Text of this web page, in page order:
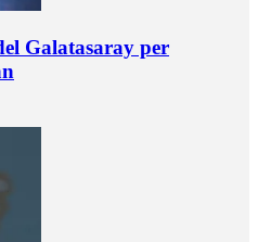
Galatasaray per